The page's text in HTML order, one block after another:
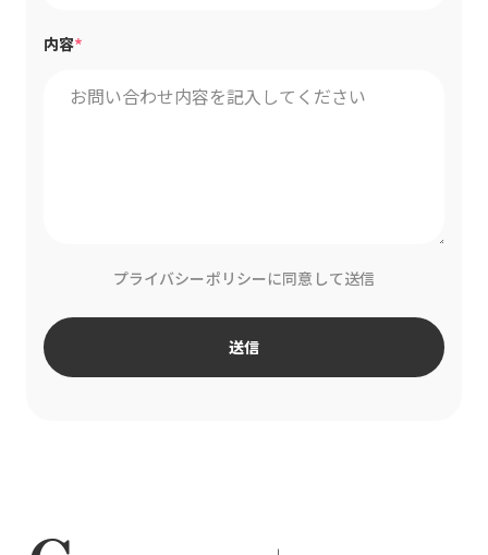
内容*
プライバシーポリシーに同意して送信
送信